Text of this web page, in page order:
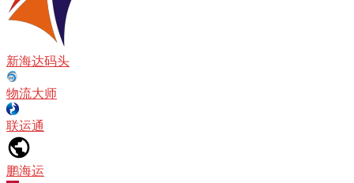
新海达码头
物流大师
联运通
鹏海运